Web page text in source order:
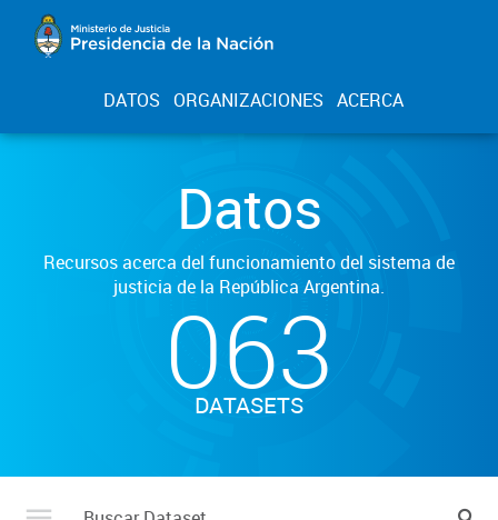
DATOS ORGANIZACIONES ACERCA
Datos
Recursos acerca del funcionamiento del sistema de
justicia de la República Argentina.
063
DATASETS